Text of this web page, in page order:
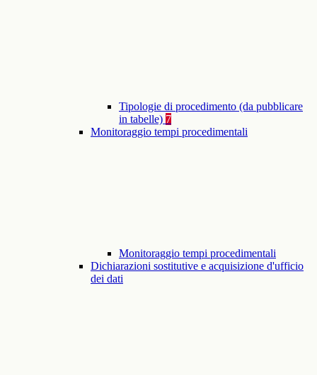
Tipologie di procedimento (da pubblicare
in tabelle) 7
Monitoraggio tempi procedimentali
Monitoraggio tempi procedimentali
Dichiarazioni sostitutive e acquisizione d'ufficio
dei dati